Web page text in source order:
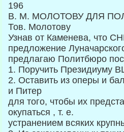
196
В. М. МОЛОТОВУ ДЛЯ
Тов. Молотову
Узнав от Каменева, что
предло­жение
предлагаю Политбюро
1. Поручить Президиуму
2. Оставить из оперы и
и Питер
для того, чтобы их
окупаться , т. е.
устранением всяких